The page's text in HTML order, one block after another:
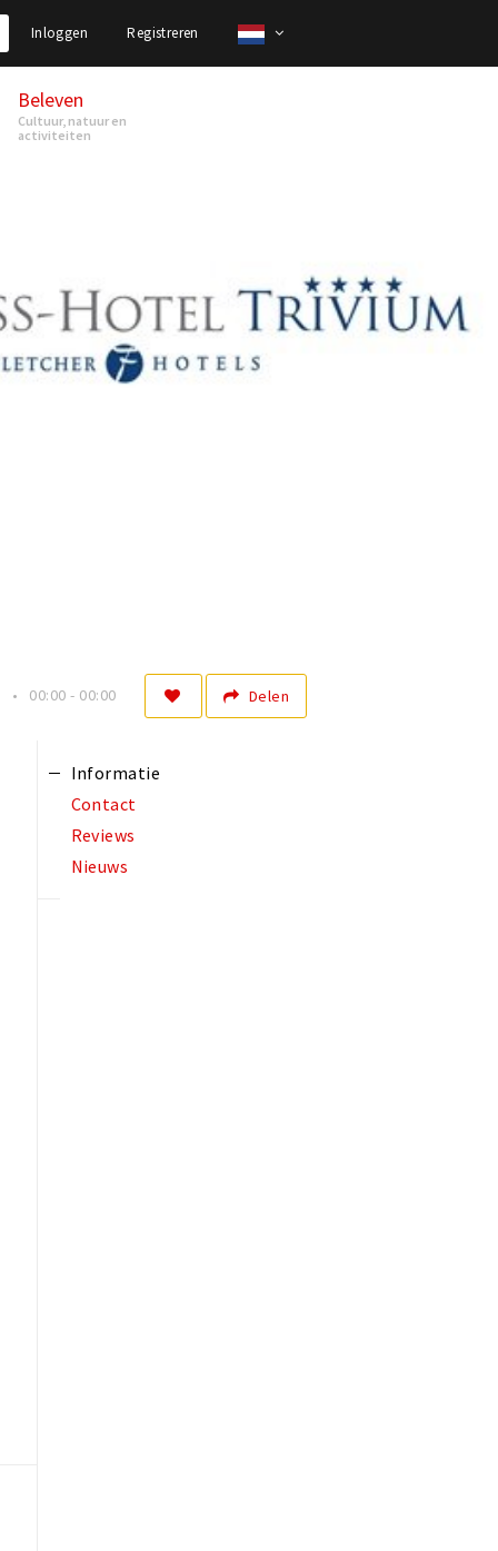
Inloggen Registreren
Beleven
Cultuur, natuur en
activiteiten
Delen
00:00 - 00:00
Informatie
Contact
Reviews
Nieuws